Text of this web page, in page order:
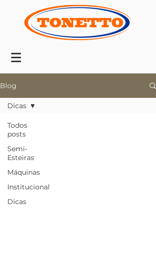
Blog
Todos
posts
Semi-
Esteiras
Máquinas
Institucional
Dicas
Dicas